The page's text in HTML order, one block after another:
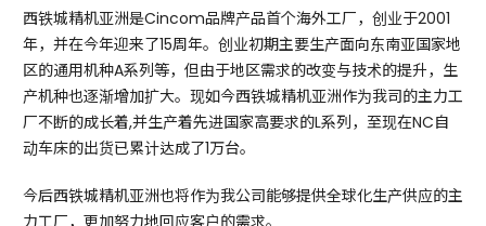
西铁城精机亚洲是Cincom品牌产品首个海外工厂，创业于2001
年，并在今年迎来了15周年。创业初期主要生产面向东南亚国家地
区的通用机种A系列等，但由于地区需求的改变与技术的提升，生
产机种也逐渐增加扩大。现如今西铁城精机亚洲作为我司的主力工
厂不断的成长着,并生产着先进国家高要求的L系列，至现在NC自
动车床的出货已累计达成了1万台。
今后西铁城精机亚洲也将作为我公司能够提供全球化生产供应的主
力工厂，更加努力地回应客户的需求。